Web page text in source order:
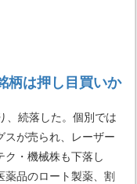
柄は押し目買いか
、続落した。個別では
スが売られ、レーザー
ク・機械株も下落し
品のロート製薬、割